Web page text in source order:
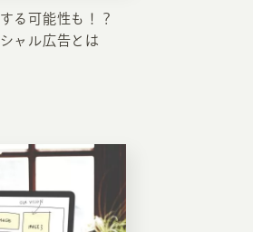
テンツマーケティング
する
求する SNS広告
る可能性も！？
ャル広告とは